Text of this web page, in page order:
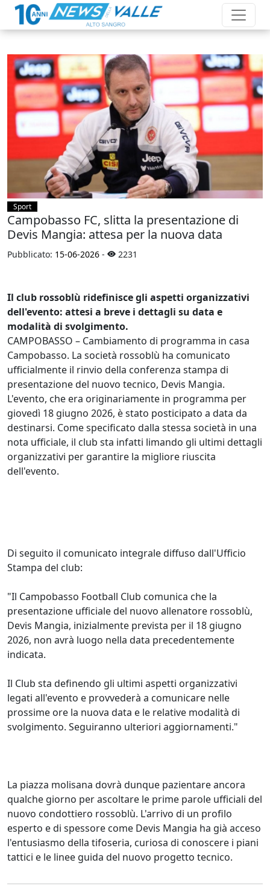
Sport
Campobasso FC, slitta la presentazione di
Devis Mangia: attesa per la nuova data
Pubblicato: 15-06-2026 - 2231
Il club rossoblù ridefinisce gli aspetti organizzativi
dell'evento: attesi a breve i dettagli su data e
modalità di svolgimento.
​CAMPOBASSO – Cambiamento di programma in casa
Campobasso. La società rossoblù ha comunicato
ufficialmente il rinvio della conferenza stampa di
presentazione del nuovo tecnico, Devis Mangia. ​
L'evento, che era originariamente in programma per
giovedì 18 giugno 2026, è stato posticipato a data da
destinarsi. Come specificato dalla stessa società in una
nota ufficiale, il club sta infatti limando gli ultimi dettagli
organizzativi per garantire la migliore riuscita
dell'evento.
​Di seguito il comunicato integrale diffuso dall'Ufficio
Stampa del club:
​"Il Campobasso Football Club comunica che la
presentazione ufficiale del nuovo allenatore rossoblù,
Devis Mangia, inizialmente prevista per il 18 giugno
2026, non avrà luogo nella data precedentemente
indicata.
​Il Club sta definendo gli ultimi aspetti organizzativi
legati all'evento e provvederà a comunicare nelle
prossime ore la nuova data e le relative modalità di
svolgimento. Seguiranno ulteriori aggiornamenti."
​La piazza molisana dovrà dunque pazientare ancora
qualche giorno per ascoltare le prime parole ufficiali del
nuovo condottiero rossoblù. L'arrivo di un profilo
esperto e di spessore come Devis Mangia ha già acceso
l'entusiasmo della tifoseria, curiosa di conoscere i piani
tattici e le linee guida del nuovo progetto tecnico.